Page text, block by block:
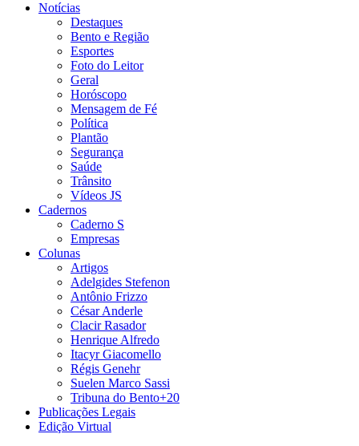
Notícias
Destaques
Bento e Região
Esportes
Foto do Leitor
Geral
Horóscopo
Mensagem de Fé
Política
Plantão
Segurança
Saúde
Trânsito
Vídeos JS
Cadernos
Caderno S
Empresas
Colunas
Artigos
Adelgides Stefenon
Antônio Frizzo
César Anderle
Clacir Rasador
Henrique Alfredo
Itacyr Giacomello
Régis Genehr
Suelen Marco Sassi
Tribuna do Bento+20
Publicações Legais
Edição Virtual